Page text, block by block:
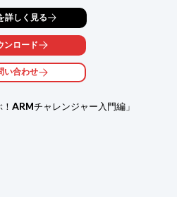
ールです。
のアドインとしてタブが追加
実行できるようになります。
レイアウトやアニメーションなど
詳しく見る
ンロード
い合わせ
ARMチャレンジャー入門編」